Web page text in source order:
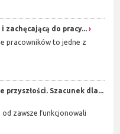
zachęcającą do pracy...
pracowników to jedne z
przyszłości. Szacunek dla...
od zawsze funkcjonowali